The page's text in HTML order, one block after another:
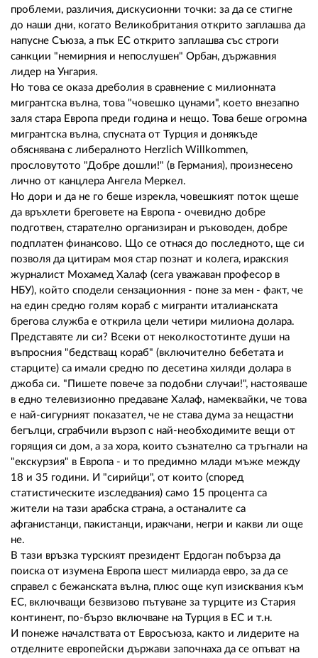
проблеми, различия, дискусионни точки: за да се стигне
до наши дни, когато Великобритания открито заплашва да
напусне Съюза, а пък ЕС открито заплашва със строги
санкции "немирния и непослушен" Орбан, държавния
лидер на Унгария.
Но това се оказа дреболия в сравнение с милионната
мигрантска вълна, това "човешко цунами", което внезапно
заля стара Европа преди година и нещо. Това беше огромна
мигрантска вълна, спусната от Турция и донякъде
обяснявана с либералното Herzlich Willkommen,
прословутото "Добре дошли!" (в Германия), произнесено
лично от канцлера Ангела Меркел.
Но дори и да не го беше изрекла, човешкият поток щеше
да връхлети бреговете на Европа - очевидно добре
подготвен, старателно организиран и ръководен, добре
подплатен финансово. Що се отнася до последното, ще си
позволя да цитирам моя стар познат и колега, иракския
журналист Мохамед Халаф (сега уважаван професор в
НБУ), който сподели сензационния - поне за мен - факт, че
на един средно голям кораб с мигранти италианската
брегова служба е открила цели четири милиона долара.
Представяте ли си? Всеки от нeколкостотинте души на
въпросния "бедстващ кораб" (включително бебетата и
старците) са имали средно по десетина хиляди долара в
джоба си. "Пишете повече за подобни случаи!", настояваше
в едно тeлевизионно предаване Халаф, намеквайки, че това
е най-сигурният показател, че не става дума за нещастни
бегълци, сграбчили вързоп с най-необходимите вещи от
горящия си дом, а за хора, които съзнателно са тръгнали на
"екскурзия" в Европа - и то предимно млади мъже между
18 и 35 години. И "сирийци", от които (според
статистическите изследвания) само 15 процента са
жители на тази арабска страна, а останалите са
афганистанци, пакистанци, иракчани, негри и какви ли още
не.
В тази връзка турският президент Ердоган побърза да
поиска от изумена Европа шест милиарда евро, за да се
справел с бежанската вълна, плюс още куп изисквания към
ЕС, включващи безвизово пътуване за турците из Стария
континент, по-бързо включване на Турция в ЕС и т.н.
И понеже началствата от Евросъюза, както и лидерите на
отделните европейски държави започнаха да се опъват на
02 975 20 35